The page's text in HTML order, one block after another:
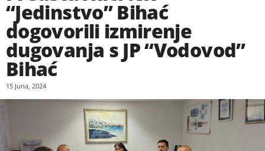
“Jedinstvo” Bihać
dogovorili izmirenje
dugovanja s JP “Vodovod”
Bihać
15 Juna, 2024